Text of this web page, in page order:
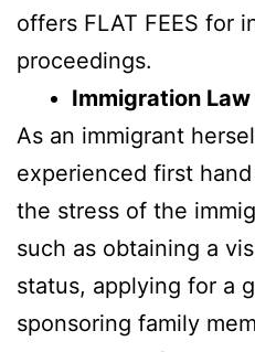
offers FLAT FEES for
proceedings.
Immigration Law
As an immigrant
experienced first
the stress of the
such as obtaining a
status, applying for a
sponsoring family